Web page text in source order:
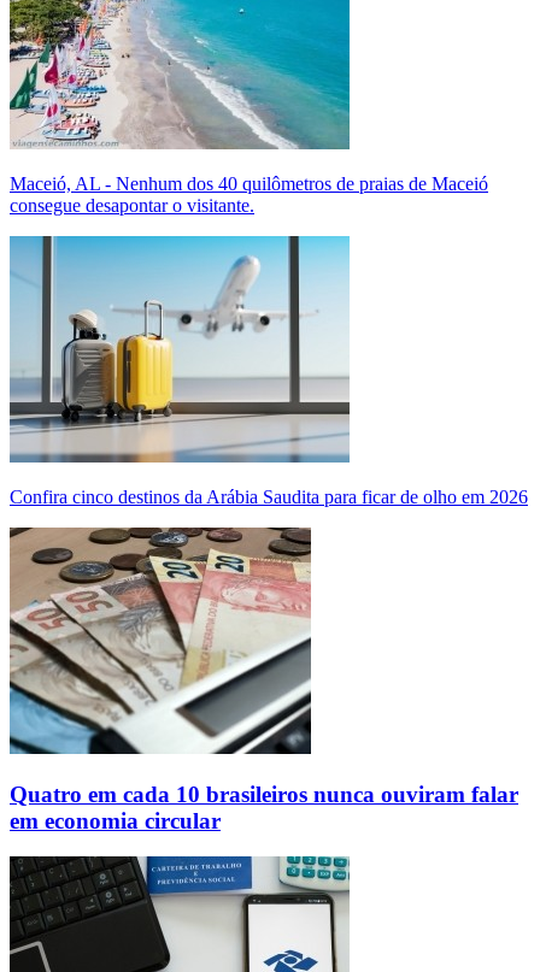
Maceió, AL - Nenhum dos 40 quilômetros de praias de Maceió
consegue desapontar o visitante.
Confira cinco destinos da Arábia Saudita para ficar de olho em 2026
Quatro em cada 10 brasileiros nunca ouviram falar
em economia circular